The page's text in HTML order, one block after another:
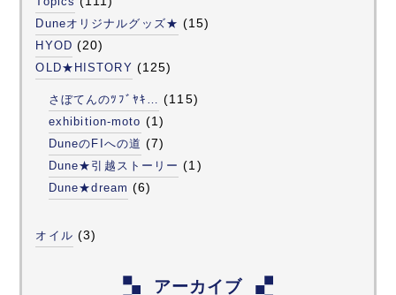
Duneオリジナルグッズ★ (15)
HYOD (20)
OLD★HISTORY (125)
さぼてんのﾂﾌﾞﾔｷ… (115)
exhibition-moto (1)
DuneのFIへの道 (7)
Dune★引越ストーリー (1)
Dune★dream (6)
オイル (3)
アーカイブ